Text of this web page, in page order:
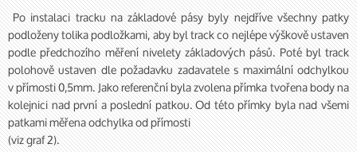
Po instalaci tracku na základové pásy byly nejdříve všechny patky
podloženy tolika podložkami, aby byl track co nejlépe výškově ustaven
podle předchozího měření nivelety základových pásů. Poté byl track
polohově ustaven dle požadavku zadavatele s maximální odchylkou
v přímosti 0,5mm. Jako referenční byla zvolena přímka tvořena body na
kolejnici nad první a poslední patkou. Od této přímky byla nad všemi
patkami měřena odchylka od přímosti
(viz graf 2).